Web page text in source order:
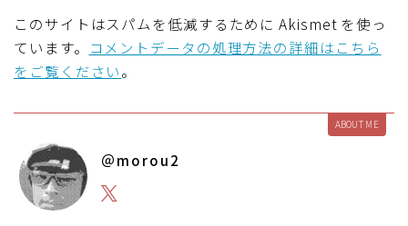
このサイトはスパムを低減するために Akismet を使っ
ています。 コメントデータの処理方法の詳細はこちら
をご覧ください。
ABOUT ME
＠morou2